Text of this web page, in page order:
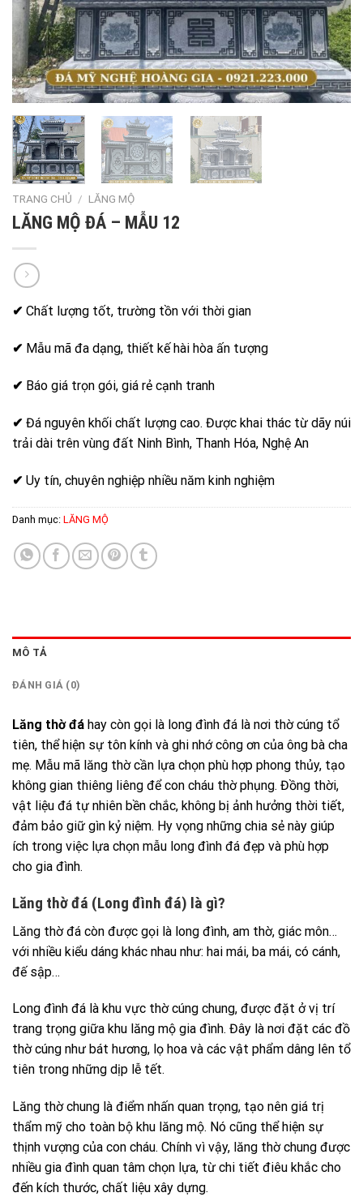
TRANG CHỦ / LĂNG MỘ
LĂNG MỘ ĐÁ – MẪU 12
✔ Chất lượng tốt, trường tồn với thời gian
✔ Mẫu mã đa dạng, thiết kế hài hòa ấn tượng
✔ Báo giá trọn gói, giá rẻ cạnh tranh
✔ Đá nguyên khối chất lượng cao. Được khai thác từ dãy núi
trải dài trên vùng đất Ninh Bình, Thanh Hóa, Nghệ An
✔ Uy tín, chuyên nghiệp nhiều năm kinh nghiệm
Danh mục: LĂNG MỘ
MÔ TẢ
ĐÁNH GIÁ (0)
Lăng thờ đá hay còn gọi là long đình đá là nơi thờ cúng tổ
tiên, thể hiện sự tôn kính và ghi nhớ công ơn của ông bà cha
mẹ. Mẫu mã lăng thờ cần lựa chọn phù hợp phong thủy, tạo
không gian thiêng liêng để con cháu thờ phụng. Đồng thời,
vật liệu đá tự nhiên bền chắc, không bị ảnh hưởng thời tiết,
đảm bảo giữ gìn kỷ niệm. Hy vọng những chia sẻ này giúp
ích trong việc lựa chọn mẫu long đình đá đẹp và phù hợp
cho gia đình.
Lăng thờ đá (Long đình đá) là gì?
Lăng thờ đá còn được gọi là long đình, am thờ, giác môn…
với nhiều kiểu dáng khác nhau như: hai mái, ba mái, có cánh,
đế sập…
Long đình đá là khu vực thờ cúng chung, được đặt ở vị trí
trang trọng giữa khu lăng mộ gia đình. Đây là nơi đặt các đồ
thờ cúng như bát hương, lọ hoa và các vật phẩm dâng lên tổ
tiên trong những dịp lễ tết.
Lăng thờ chung là điểm nhấn quan trọng, tạo nên giá trị
thẩm mỹ cho toàn bộ khu lăng mộ. Nó cũng thể hiện sự
thịnh vượng của con cháu. Chính vì vậy, lăng thờ chung được
nhiều gia đình quan tâm chọn lựa, từ chi tiết điêu khắc cho
đến kích thước, chất liệu xây dựng.